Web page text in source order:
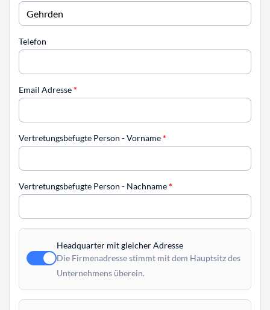
Telefon
Email Adresse*
Vertretungsbefugte Person - Vorname*
Vertretungsbefugte Person - Nachname*
Headquarter mit gleicher Adresse
Die Firmenadresse stimmt mit dem Hauptsitz des
Unternehmens überein.